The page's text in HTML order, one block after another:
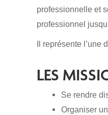
professionnelle et
professionnel
Il représente l’une
LES
Se rendre
Organiser